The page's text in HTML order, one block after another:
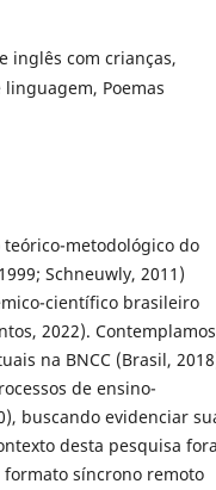
inglês com crianças,
Poemas
metodológico do
Schneuwly, 2011)
científico brasileiro
2022).
na BNCC (Brasil,
de ensino-
buscando evidenciar
desta pesquisa
síncrono remoto